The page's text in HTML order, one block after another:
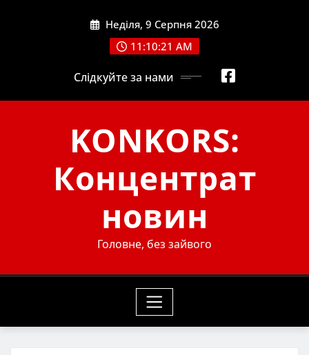
Неділя, 9 Серпня 2026
11:10:22 AM
Слідкуйте за нами
KONKORS:
Концентрат
новин
Головне, без зайвого